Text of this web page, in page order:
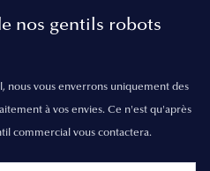
nos gentils robots
nous vous enverrons uniquement des
à vos envies. Ce n'est qu'après
commercial vous contactera.